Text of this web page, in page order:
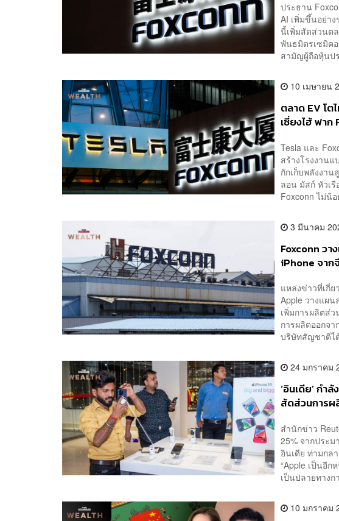
ประธาน
AI เพิ่มขึ้นอย่า
นี้เพิ่มสัดส่วนต
พันธมิตรเซมิค
สามัญผู้ถือหุ้นป
10 เมษายน
ตลาด EV โต
เซี่ยงไฮ้ ฟาก
Tesla และ
สร้างโรงงานแ
กักเก็บพลังงา
ลอน มัสก์ หัวเ
Foxconn ไม่น้
3 มีนาคม
Foxconn ว
iPhone จาก
แหล่งข่าวที่เกี่ย
Apple วางแผ
เพิ่มการผลิตส่ว
การผลิตออกจ
บริษัทสัญชาติไ
24 มกราคม
‘อินเดีย’ กำ
สัดส่วนการผ
สำนักข่าว
25% จากประ
อินเดีย ท่ามกล
“Apple เป็นอีก
เป็นปลายทาง
10 มกราคม